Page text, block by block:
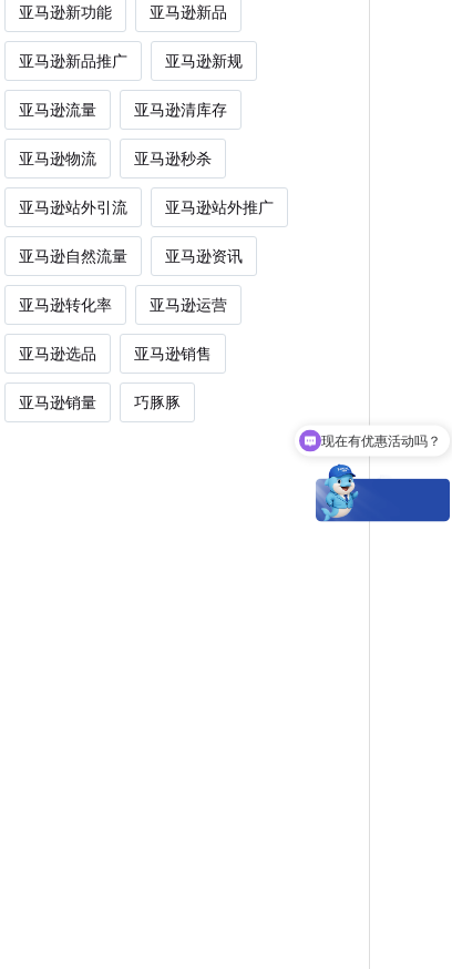
亚马逊新功能 亚马逊新品
亚马逊新品推广 亚马逊新规
亚马逊流量 亚马逊清库存
亚马逊物流 亚马逊秒杀
亚马逊站外引流 亚马逊站外推广
亚马逊自然流量 亚马逊资讯
亚马逊转化率 亚马逊运营
亚马逊选品 亚马逊销售
亚马逊销量 巧豚豚
现在有优惠活动吗？